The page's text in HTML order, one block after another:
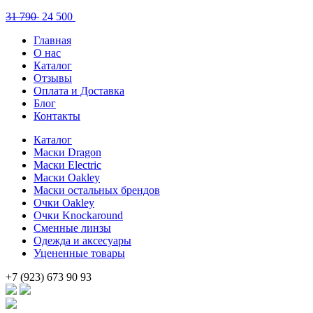
31 790 Первоначальная
составляла
31
790 .
24 500
Главная
О нас
Каталог
Отзывы
Оплата и Доставка
Блог
Контакты
Каталог
Маски Dragon
Маски Electric
Маски Oakley
Маски остальных брендов
Очки Oakley
Очки Knockaround
Сменные линзы
Одежда и аксесуары
Уцененные товары
+7 (923) 673 90 93